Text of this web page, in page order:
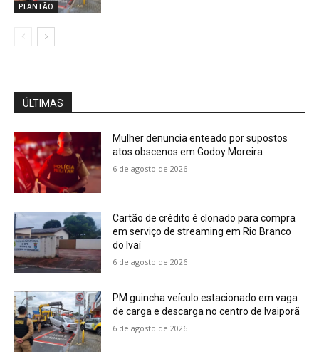
PLANTÃO
ÚLTIMAS
Mulher denuncia enteado por supostos
atos obscenos em Godoy Moreira
6 de agosto de 2026
Cartão de crédito é clonado para compra
em serviço de streaming em Rio Branco
do Ivaí
6 de agosto de 2026
PM guincha veículo estacionado em vaga
de carga e descarga no centro de Ivaiporã
6 de agosto de 2026